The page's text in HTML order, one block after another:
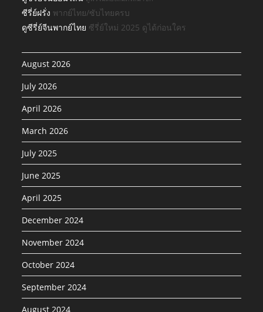
ซีรี่ย์ฝรั่ง พากย์ไทย/ซับไทยครบ
ดูซีรี่ย์จีนพากย์ไทย ซีรี่ย์ใหม่ 2025 ดูได้ก่อนใคร
August 2026
July 2026
April 2026
March 2026
July 2025
June 2025
April 2025
December 2024
November 2024
October 2024
September 2024
August 2024